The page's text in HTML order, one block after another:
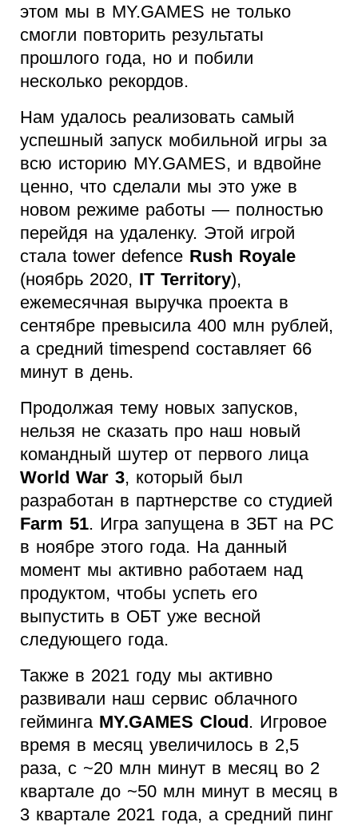
этом мы в MY.GAMES не только
смогли повторить результаты
прошлого года, но и побили
несколько рекордов.
Нам удалось реализовать самый
успешный запуск мобильной игры за
всю историю MY.GAMES, и вдвойне
ценно, что сделали мы это уже в
новом режиме работы — полностью
перейдя на удаленку. Этой игрой
стала tower defence Rush Royale
(ноябрь 2020, IT Territory),
ежемесячная выручка проекта в
сентябре превысила 400 млн рублей,
а средний timespend составляет 66
минут в день.
Продолжая тему новых запусков,
нельзя не сказать про наш новый
командный шутер от первого лица
World War 3, который был
разработан в партнерстве со студией
Farm 51. Игра запущена в ЗБТ на PC
в ноябре этого года. На данный
момент мы активно работаем над
продуктом, чтобы успеть его
выпустить в ОБТ уже весной
следующего года.
Также в 2021 году мы активно
развивали наш сервис облачного
гейминга MY.GAMES Cloud . Игровое
время в месяц увеличилось в 2,5
раза, с ~20 млн минут в месяц во 2
квартале до ~50 млн минут в месяц в
3 квартале 2021 года, а средний пинг